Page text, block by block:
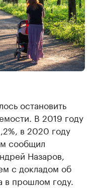
остановить
В 2019 году
в 2020 году
сообщил
Назаров,
с докладом об
в прошлом году.